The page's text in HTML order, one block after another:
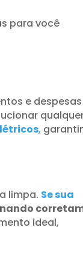
para você
e despesas
,
limpa. Se sua
ideal,